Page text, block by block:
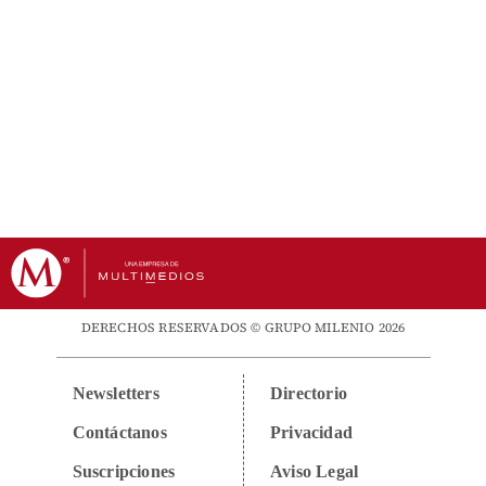
DERECHOS RESERVADOS © GRUPO MILENIO 2026
Newsletters
Contáctanos
Suscripciones
Directorio
Privacidad
Aviso Legal